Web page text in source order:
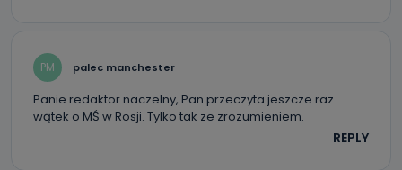
PM palec manchester
Panie redaktor naczelny, Pan przeczyta jeszcze raz
wątek o MŚ w Rosji. Tylko tak ze zrozumieniem.
REPLY